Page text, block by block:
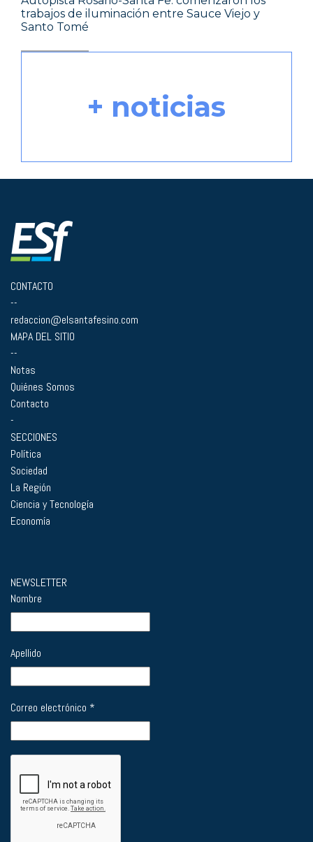
trabajos de iluminación entre Sauce Viejo y
Santo Tomé
+ noticias
CONTACTO
--
redaccion@elsantafesino.com
MAPA DEL SITIO
--
Notas
Quiénes Somos
Contacto
-
SECCIONES
Política
Sociedad
La Región
Ciencia y Tecnología
Economía
NEWSLETTER
Nombre
Apellido
Correo electrónico *